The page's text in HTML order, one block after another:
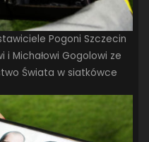
Pogoni Szczecin
i Michałowi Gogolowi ze
Świata w siatkówce